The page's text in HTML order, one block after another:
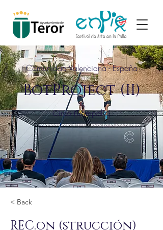
Comunidad Valenciana - España
BotProject (II)
Circo (Trampolín)
< Back
REC.on (strucción)